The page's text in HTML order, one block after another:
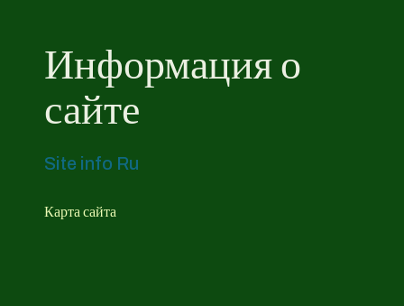
Информация о
сайте
Site info Ru
Карта сайта